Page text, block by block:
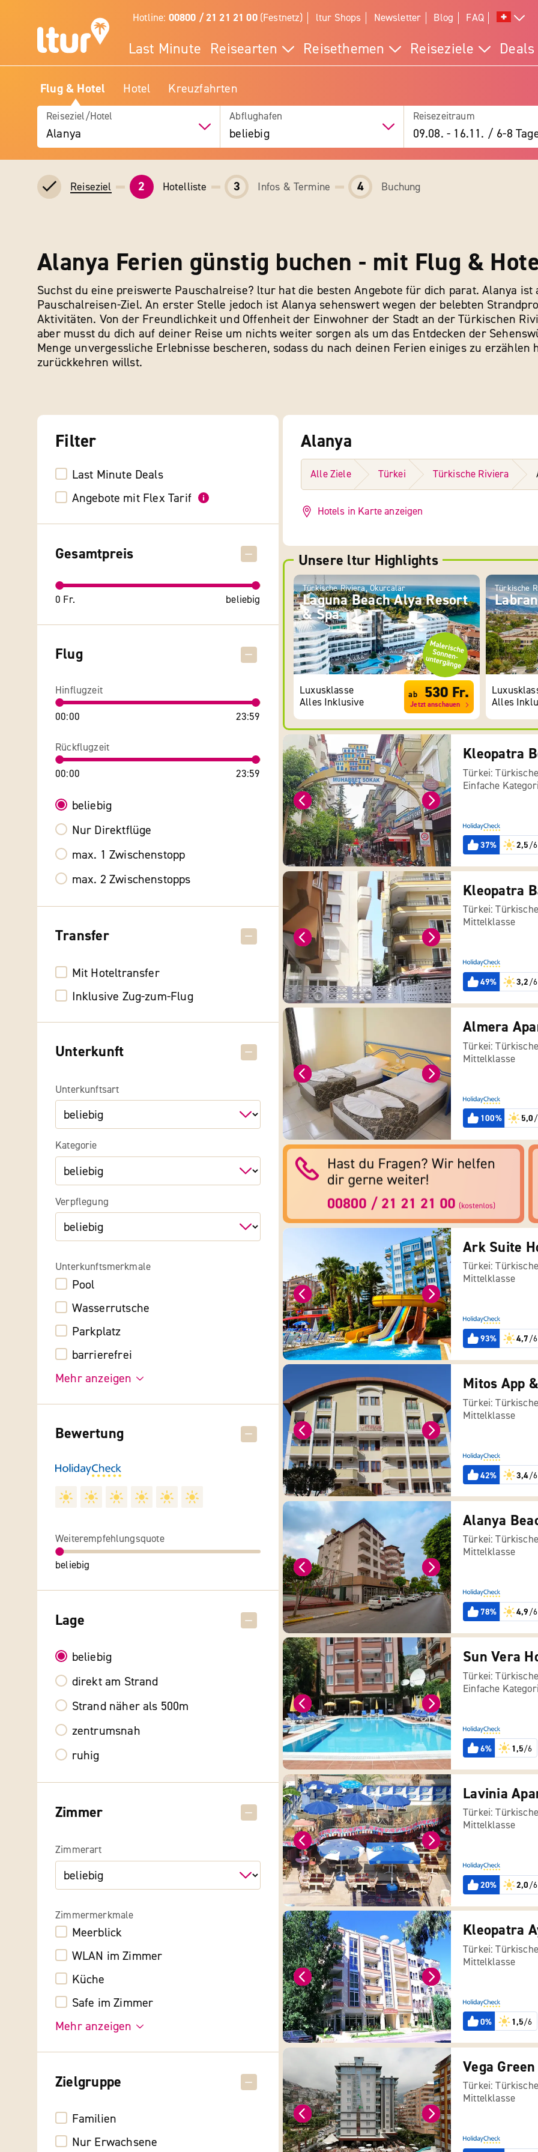
Hotline: 00800 / 21 21 21 00(Festnetz) ltur Shops Newsletter Blog FAQ
Last Minute Reisearten Reisethemen Reiseziele Deals
Flug & Hotel Hotel Kreuzfahrten
Reiseziel/Hotel
Alanya
Abflughafen
beliebig
Reisezeitraum
09.08. - 16.11. / 6-8
Reiseziel 2 Hotelliste 3 Infos & Termine 4 Buchung
Alanya Ferien günstig buchen - mit Flug &
Suchst du eine preiswerte Pauschalreise? ltur hat die besten Angebote für dich parat. Alanya
Pauschalreisen-Ziel. An erster Stelle jedoch ist Alanya sehenswert wegen der belebten
Aktivitäten. Von der Freundlichkeit und Offenheit der Einwohner der Stadt an der Türkischen
aber musst du dich auf deiner Reise um nichts weiter sorgen als um das Entdecken der
Menge unvergessliche Erlebnisse bescheren, sodass du nach deinen Ferien einiges zu
zurückkehren willst.
Filter
Last Minute Deals
Angebote mit Flex Tarif
Gesamtpreis
0 Fr. beliebig
Flug
Hinflugzeit
00:00 23:59
Rückflugzeit
00:00 23:59
beliebig
Nur Direktflüge
max. 1 Zwischenstopp
max. 2 Zwischenstopps
Transfer
Mit Hoteltransfer
Inklusive Zug-zum-Flug
Unterkunft
Unterkunftsart
Kategorie
Verpflegung
Unterkunftsmerkmale
Pool
Wasserrutsche
Parkplatz
barrierefrei
Mehr anzeigen
Bewertung
Weiterempfehlungsquote
beliebig
Lage
beliebig
direkt am Strand
Strand näher als 500m
zentrumsnah
ruhig
Zimmer
Zimmerart
Zimmermerkmale
Meerblick
WLAN im Zimmer
Küche
Safe im Zimmer
Mehr anzeigen
Zielgruppe
Familien
Nur Erwachsene
Alanya
Alle Ziele Türkei Türkische Riviera
Hotels in Karte anzeigen
Unsere ltur Highlights
Türkische Riviera, Okurcalar
Laguna Beach Alya Resort
& Spa
Luxusklasse
Alles Inklusive
ab 530 Fr.
Jetzt anschauen
Türkische
Alles
Kleopatra
Türkei:
Einfache
37% 2,5/6
Kleopatra
Türkei:
Mittelklasse
49% 3,2/6
Almera
Türkei:
Mittelklasse
100% 5,0
Ark Suite
Türkei:
Mittelklasse
93% 4,7/6
Mitos App
Türkei:
Mittelklasse
42% 3,4/6
Alanya
Türkei:
Mittelklasse
78% 4,9/6
Sun Vera
Türkei:
Einfache
6% 1,5/6
Lavinia
Türkei:
Mittelklasse
20% 2,0/6
Kleopatra
Türkei:
Mittelklasse
0% 1,5/6
Vega
Türkei:
Mittelklasse